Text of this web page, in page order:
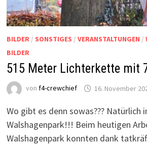
BILDER/ SONSTIGES / VERANSTALTUNGEN /
BILDER
515 Meter Lichterkette mit
von f4-crewchief 16. November
Wo gibt es denn sowas??? Natürlich
Walshagenpark!!! Beim heutigen
Walshagenpark konnten dank